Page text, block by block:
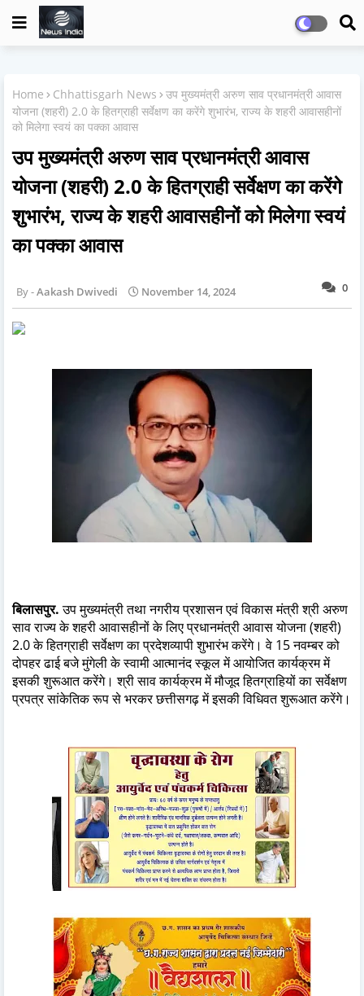
Home Chhattisgarh News
उप मुख्यमंत्री अरुण साव प्रधानमंत्री आवास
योजना (शहरी) 2.0 के हितग्राही सर्वेक्षण का करेंगे शुभारंभ, राज्य के शहरी आवासहीनों
को मिलेगा स्वयं का पक्का आवास
उप मुख्यमंत्री अरुण साव प्रधानमंत्री आवास
योजना (शहरी) 2.0 के हितग्राही सर्वेक्षण का करेंगे
शुभारंभ, राज्य के शहरी आवासहीनों को मिलेगा स्वयं
का पक्का आवास
0
Aakash Dwivedi November 14, 2024
बिलासपुर.उप मुख्यमंत्री तथा नगरीय प्रशासन एवं विकास मंत्री श्री अरुण
साव राज्य के शहरी आवासहीनों के लिए प्रधानमंत्री आवास योजना (शहरी)
2.0 के हितग्राही सर्वेक्षण का प्रदेशव्यापी शुभारंभ करेंगे। वे 15 नवम्बर को
दोपहर ढाई बजे मुंगेली के स्वामी आत्मानंद स्कूल में आयोजित कार्यक्रम में
इसकी शुरूआत करेंगे। श्री साव कार्यक्रम में मौजूद हितग्राहियों का सर्वेक्षण
प्रपत्र सांकेतिक रूप से भरकर छत्तीसगढ़ में इसकी विधिवत शुरूआत करेंगे।